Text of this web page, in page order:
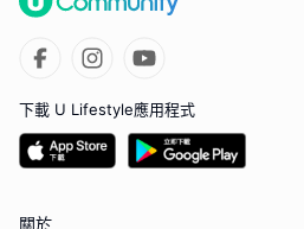
下載 U Lifestyle應用程式
關於